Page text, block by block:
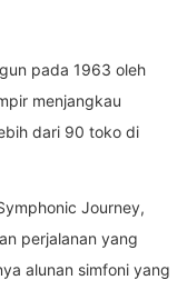
pada 1963 oleh
menjangkau
dari 90 toko di
Journey,
perjalanan yang
alunan simfoni yang